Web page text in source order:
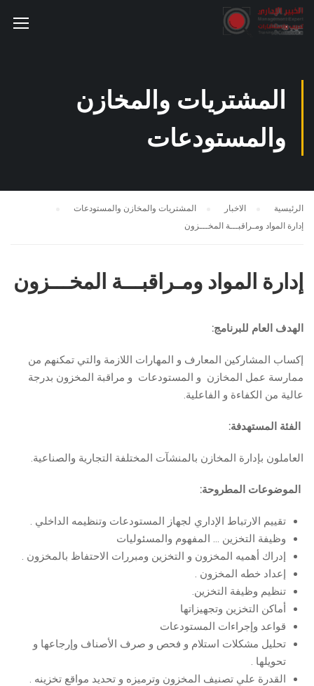
المشتريات والمخازن
والمستودعات
الرئيسية الاخبار
المشتريات والمخازن والمستودعات
إدارة المواد ومـراقبـــة المخـــزون
إدارة المواد ومـراقبـــة المخـــزون
الهدف العام للبرنامج:
إكساب المشاركين المعارف و المهارات اللازمة والتي تمكنهم من
ممارسة عمل المخازن و المستودعات و مراقبة المخزون بدرجة
عالية من الكفاءة و الفاعلية.
الفئة المستهدفة:
العاملون بإدارة المخازن بالمنشآت المختلفة التجارية والصناعية.
الموضوعات المطروحة:
تقييم الارتباط الإداري لجهاز المستودعات وتنظيمه الداخلي .
وظيفة التخزين … المفهوم والمسئوليات
إدراك أهميه المخزون و التخزين ومبررات الاحتفاظ بالمخزون .
إعداد خطه المخزون .
تنظيم وظيفة التخزين.
أماكن التخزين وتجهيزاتها
قواعد وإجراءات المستودعات
تحليل مشكلات استلام و فحص و صرف الأصناف وإرجاعها و
تحويلها .
القدرة علي تصنيف المخزون وترميزه و تحديد مواقع تخزينه .